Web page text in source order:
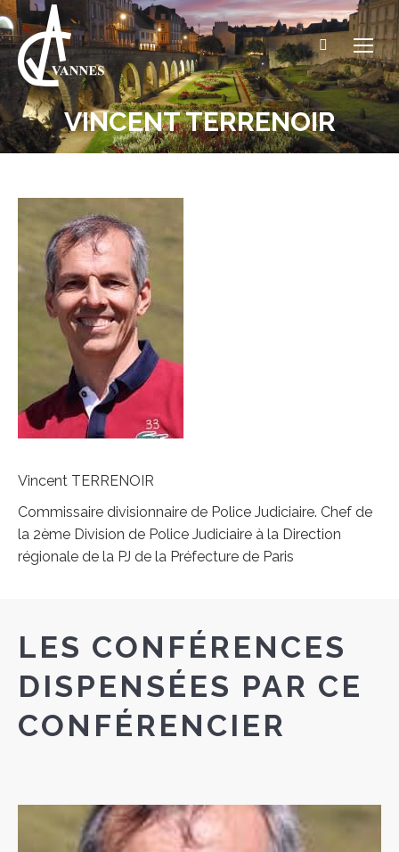
Recherche
:
VINCENT TERRENOIR
Vous êtes ici :
Vincent TERRENOIR
Commissaire divisionnaire de Police Judiciaire. Chef de
la 2ème Division de Police Judiciaire à la Direction
régionale de la PJ de la Préfecture de Paris
LES CONFÉRENCES
DISPENSÉES PAR CE
CONFÉRENCIER